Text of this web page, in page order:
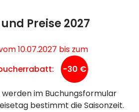
Preise 2027
10.07.2027 bis zum
-30 €
im Buchungsformular
bestimmt die Saisonzeit.